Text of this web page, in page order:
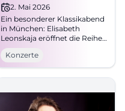
2. Mai 2026
Ein besonderer Klassikabend
in München: Elisabeth
Leonskaja eröffnet die Reihe
in der Allerheiligen-Hofkirche
mit großer Spannung.
#Klassik #München
Konzerte